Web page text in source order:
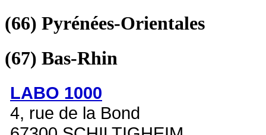
(66) Pyrénées-Orientales
(67) Bas-Rhin
LABO 1000
4, rue de la Bond